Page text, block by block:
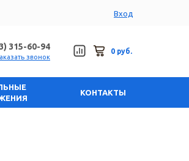
Вход
315-60-94
звонок
0 руб.
КОНТАКТЫ